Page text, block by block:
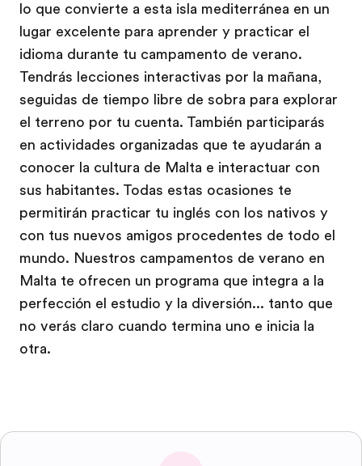
lo que convierte a esta isla mediterránea en un
lugar excelente para aprender y practicar el
idioma durante tu campamento de verano.
Tendrás lecciones interactivas por la mañana,
seguidas de tiempo libre de sobra para explorar
el terreno por tu cuenta. También participarás
en actividades organizadas que te ayudarán a
conocer la cultura de Malta e interactuar con
sus habitantes. Todas estas ocasiones te
permitirán practicar tu inglés con los nativos y
con tus nuevos amigos procedentes de todo el
mundo. Nuestros campamentos de verano en
Malta te ofrecen un programa que integra a la
perfección el estudio y la diversión... tanto que
no verás claro cuando termina uno e inicia la
otra.